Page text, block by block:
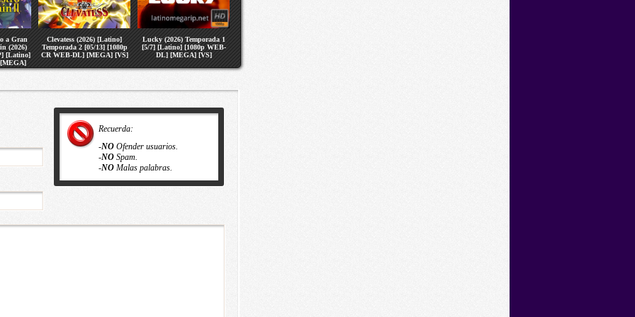
a Gran
(2026)
[Latino]
Clevatess (2026) [Latino]
Temporada 2 [05/13] [1080p
CR WEB-DL] [MEGA] [VS]
Lucky (2026) Temporada 1
[5/7] [Latino] [1080p WEB-
DL] [MEGA] [VS]
Recuerda:
-NO Ofender usuarios.
-NO Spam.
-NO Malas palabras.